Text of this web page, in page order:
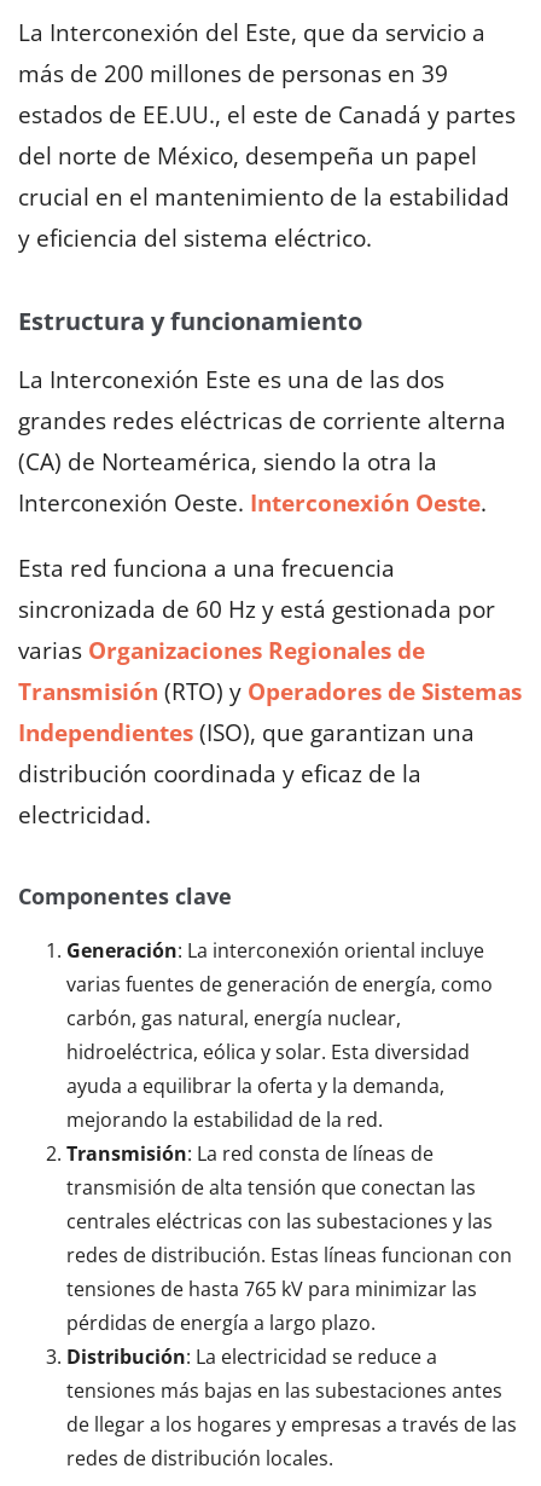
La Interconexión del Este, que da servicio a
más de 200 millones de personas en 39
estados de EE.UU., el este de Canadá y partes
del norte de México, desempeña un papel
crucial en el mantenimiento de la estabilidad
y eficiencia del sistema eléctrico.
Estructura y funcionamiento
La Interconexión Este es una de las dos
grandes redes eléctricas de corriente alterna
(CA) de Norteamérica, siendo la otra la
Interconexión Oeste. Interconexión Oeste.
Esta red funciona a una frecuencia
sincronizada de 60 Hz y está gestionada por
varias Organizaciones Regionales de
Transmisión (RTO) y Operadores de Sistemas
Independientes(ISO), que garantizan una
distribución coordinada y eficaz de la
electricidad.
Componentes clave
Generación: La interconexión oriental incluye
varias fuentes de generación de energía, como
carbón, gas natural, energía nuclear,
hidroeléctrica, eólica y solar. Esta diversidad
ayuda a equilibrar la oferta y la demanda,
mejorando la estabilidad de la red.
Transmisión: La red consta de líneas de
transmisión de alta tensión que conectan las
centrales eléctricas con las subestaciones y las
redes de distribución. Estas líneas funcionan con
tensiones de hasta 765 kV para minimizar las
pérdidas de energía a largo plazo.
Distribución: La electricidad se reduce a
tensiones más bajas en las subestaciones antes
de llegar a los hogares y empresas a través de las
redes de distribución locales.